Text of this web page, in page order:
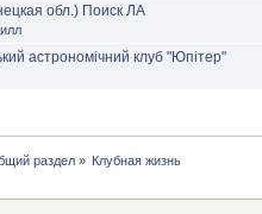
обл.) Поиск ЛА
астрономічний клуб "Юпітер"
раздел» Клубная жизнь